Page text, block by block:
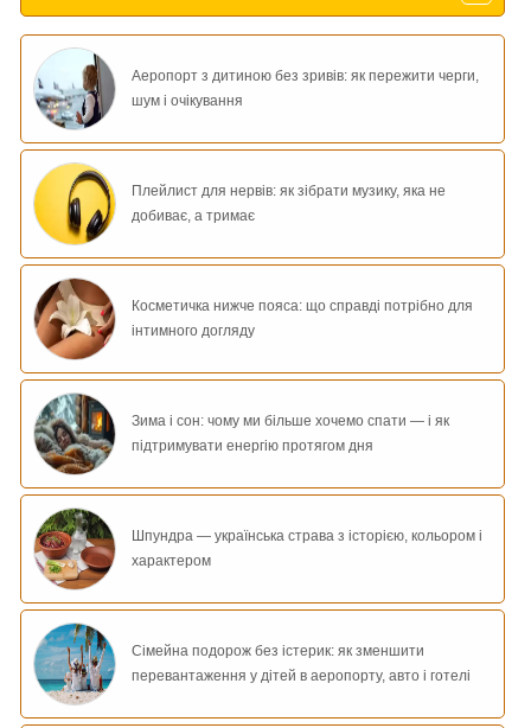
Аеропорт з дитиною без зривів: як пережити черги,
шум і очікування
Плейлист для нервів: як зібрати музику, яка не
добиває, а тримає
Косметичка нижче пояса: що справді потрібно для
інтимного догляду
Зима і сон: чому ми більше хочемо спати — і як
підтримувати енергію протягом дня
Шпундра — українська страва з історією, кольором і
характером
Сімейна подорож без істерик: як зменшити
перевантаження у дітей в аеропорту, авто і готелі